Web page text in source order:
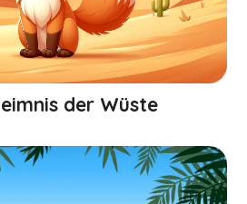
der Wüste